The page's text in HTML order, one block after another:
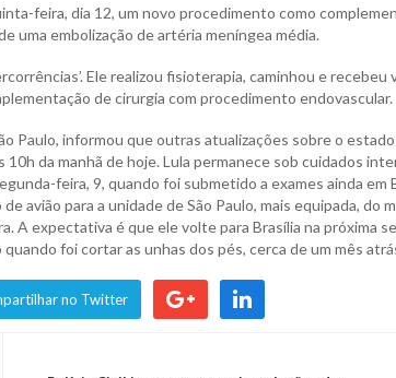
feira, dia 12, um novo procedimento como
uma embolização de artéria meníngea média.
Ele realizou fisioterapia, caminhou e recebeu
de cirurgia com procedimento endovascular.
Paulo, informou que outras atualizações sobre o
da manhã de hoje. Lula permanece sob cuidados
feira, 9, quando foi submetido a exames ainda em
avião para a unidade de São Paulo, mais equipada, do
A expectativa é que ele volte para Brasília na próxima
foi cortar as unhas dos pés, cerca de um mês
no Twitter